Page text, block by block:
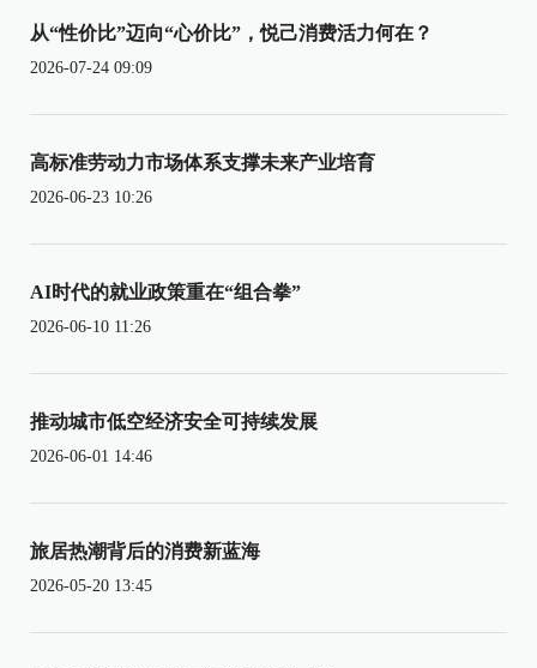
从“性价比”迈向“心价比”，悦己消费活力何在？
2026-07-24 09:09
高标准劳动力市场体系支撑未来产业培育
2026-06-23 10:26
AI时代的就业政策重在“组合拳”
2026-06-10 11:26
推动城市低空经济安全可持续发展
2026-06-01 14:46
旅居热潮背后的消费新蓝海
2026-05-20 13:45